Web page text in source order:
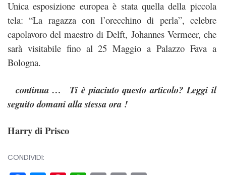
Unica esposizione europea è stata quella della piccola
tela: “La ragazza con l’orecchino di perla”, celebre
capolavoro del maestro di Delft, Johannes Vermeer, che
sarà visitabile fino al 25 Maggio a Palazzo Fava a
Bologna.
continua … Ti è piaciuto questo articolo? Leggi il
seguito domani alla stessa ora !
Harry di Prisco
CONDIVIDI: